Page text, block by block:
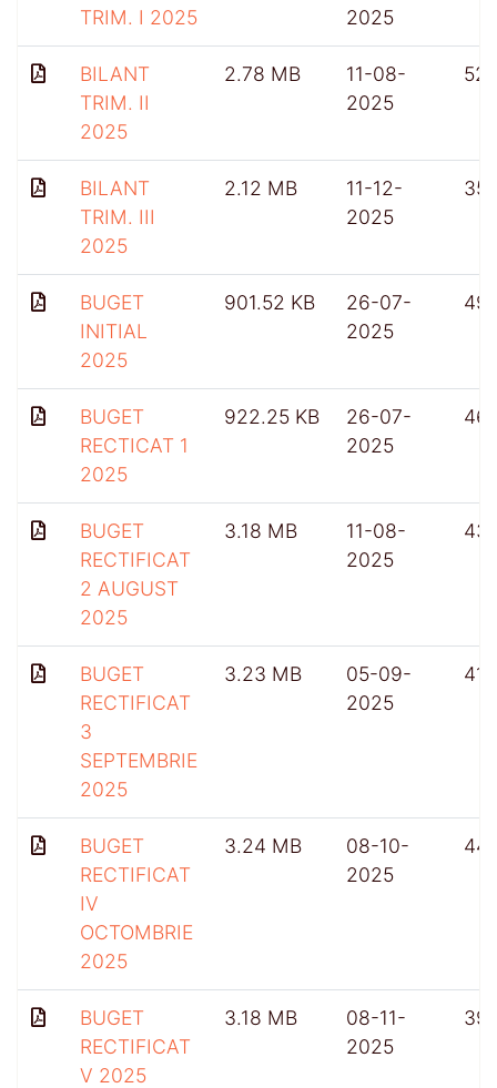
TRIM. I 2025
2025
BILANT
TRIM. II
2025
2.78 MB
11-08-
2025
BILANT
TRIM. III
2025
2.12 MB
11-12-
2025
351
BUGET
INITIAL
2025
901.52 KB
26-07-
2025
BUGET
RECTICAT 1
2025
922.25 KB
26-07-
2025
BUGET
RECTIFICAT
2 AUGUST
2025
3.18 MB
11-08-
2025
BUGET
RECTIFICAT
3
SEPTEMBRIE
2025
3.23 MB
05-09-
2025
417
BUGET
RECTIFICAT
IV
OCTOMBRIE
2025
3.24 MB
08-10-
2025
BUGET
RECTIFICAT
V 2025
3.18 MB
08-11-
2025